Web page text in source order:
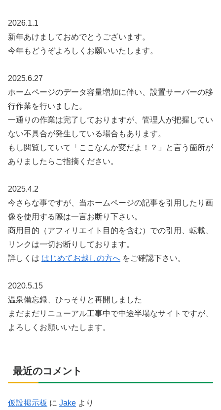
2026.1.1
新年あけましておめでとうございます。
今年もどうぞよろしくお願いいたします。
2025.6.27
ホームページのデータ容量増加に伴い、設置サーバーの移
行作業を行いました。
一通りの作業は完了しておりますが、管理人が把握してい
ない不具合が発生している場合もあります。
もし閲覧していて「ここなんか変だよ！？」と言う箇所が
ありましたらご指摘ください。
2025.4.2
今さらな事ですが、当ホームページの記事を引用したり画
像を使用する際は一言お断り下さい。
商用目的（アフィリエイト目的を含む）での引用、転載、
リンクは一切お断りしております。
詳しくは はじめてお越しの方へ をご確認下さい。
2020.5.15
温泉備忘録、ひっそりと再開しました
まだまだリニューアル工事中で中途半場なサイトですが、
よろしくお願いいたします。
最近のコメント
仮設掲示板 に Jake より